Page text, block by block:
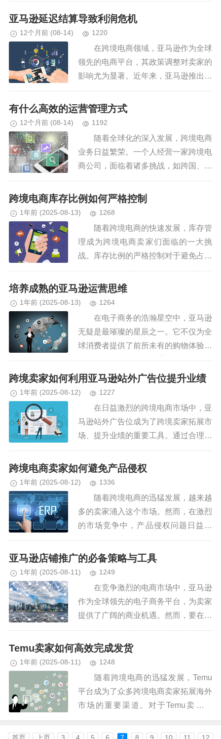
为跨境电商卖家们关注的焦点。其中，
亚马逊延迟结算导致利润危机
12个月前 (08-14) 1220
在跨境电商领域，亚马逊作为全球
领先的电商平台，其政策调整对卖家的
影响尤为显著。近年来，亚马逊推出的
送达日期政策，旨在确保交易的真实性
和合法性，但这一政策也带来了利润结
有什么高效的运营管理方式
12个月前 (08-14) 1192
随着全球化的深入发展，跨境电商
业务日益繁荣。一个人经营一家跨境电
商公司，面临着诸多挑战，如跨国、时
差、税率等问题。如何在复杂的市场环
境中实现高效运营管理，成为众多跨境
跨境电商库存比例如何严格控制
1年前 (2025-08-13) 1268
随着跨境电商的快速发展，库存管
理成为跨境电商卖家们面临的一大挑
战。库存比例的严格控制对于避免占用
大量资金、提高资金周转率具有重要意
义。 一、明确库存比例的重要性
培养成熟的亚马逊运营思维
1年前 (2025-08-13) 1264
在电子商务的浩瀚星空中，亚马逊
无疑是最璀璨的星辰之一。它不仅为全
球消费者提供了前所未有的购物体验，
也为无数商家搭建起了通往全球市场的
桥梁。然而，要在亚马逊这片竞争激烈
跨境卖家如何利用亚马逊站外广告位提升业绩
1年前 (2025-08-12) 1227
在日益激烈的跨境电商市场中，亚
马逊站外广告位成为了跨境卖家拓展市
场、提升业绩的重要工具。通过合理利
用这一资源，卖家不仅能吸引更多潜在
消费者，还能有效增加品牌曝光度和产
跨境电商卖家如何避免产品侵权
1年前 (2025-08-12) 1336
随着跨境电商的迅猛发展，越来越
多的卖家涌入这个市场。然而，在激烈
的市场竞争中，产品侵权问题日益凸
显。对于跨境电商卖家来说，如何在上
新产品时避免侵权，成为了一项至关重
亚马逊店铺推广的必备策略与工具
1年前 (2025-08-11) 1249
在竞争激烈的电商市场中，亚马逊
作为全球领先的电子商务平台，为卖家
提供了广阔的商业机遇。然而，要在亚
马逊上脱颖而出，有效推广店铺成为关
键。本文将详细介绍几种在亚马逊上推
Temu卖家如何高效完成发货
1年前 (2025-08-11) 1248
随着跨境电商的迅猛发展，Temu
平台成为了众多跨境电商卖家拓展海外
市场的重要渠道。对于Temu卖家而
降低运营成本的关键环节。 一、T